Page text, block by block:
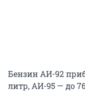
Бензин АИ-92
литр, АИ-95 — до